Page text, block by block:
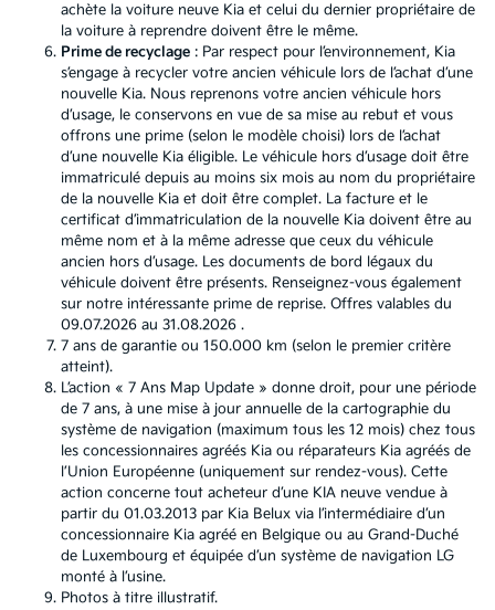
achète la voiture neuve Kia et celui du dernier propriétaire de
la voiture à reprendre doivent être le même.
Prime de recyclage : Par respect pour l’environnement, Kia
s’engage à recycler votre ancien véhicule lors de l’achat d’une
nouvelle Kia. Nous reprenons votre ancien véhicule hors
d’usage, le conservons en vue de sa mise au rebut et vous
offrons une prime (selon le modèle choisi) lors de l’achat
d’une nouvelle Kia éligible. Le véhicule hors d’usage doit être
immatriculé depuis au moins six mois au nom du propriétaire
de la nouvelle Kia et doit être complet. La facture et le
certificat d’immatriculation de la nouvelle Kia doivent être au
même nom et à la même adresse que ceux du véhicule
ancien hors d’usage. Les documents de bord légaux du
véhicule doivent être présents. Renseignez-vous également
sur notre intéressante prime de reprise. Offres valables du
09.07.2026 au 31.08.2026 .
7 ans de garantie ou 150.000 km (selon le premier critère
atteint).
L’action « 7 Ans Map Update » donne droit, pour une période
de 7 ans, à une mise à jour annuelle de la cartographie du
système de navigation (maximum tous les 12 mois) chez tous
les concessionnaires agréés Kia ou réparateurs Kia agréés de
l’Union Européenne (uniquement sur rendez-vous). Cette
action concerne tout acheteur d’une KIA neuve vendue à
partir du 01.03.2013 par Kia Belux via l’intermédiaire d’un
concessionnaire Kia agréé en Belgique ou au Grand-Duché
de Luxembourg et équipée d’un système de navigation LG
monté à l’usine.
Photos à titre illustratif.